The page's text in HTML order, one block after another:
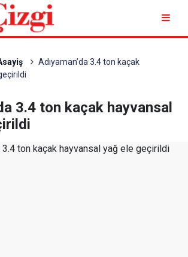
Adıyaman’da 3.4 ton kaçak
3.4 ton kaçak hayvansal